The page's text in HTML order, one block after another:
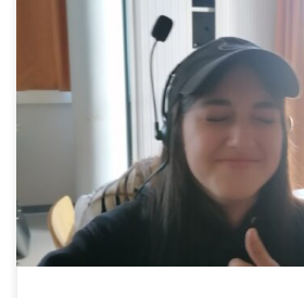
Pardon pour ces Pioupious (on ne les tient
verbe facile!)! Vous avez tous été parfaits!
src= »https://embed.acast.com/
f7b323beeb001315ffe3″ frameBorder= »0″
height= »110px »] By Léo Capy (4ème) Le
pouvez voter dans les commentaires!),
ou le pain au chocolat (risque d’émeute!),
Rappeuse / Eda la Telétubbies / Eda au
ouverts (995000 € la minute)